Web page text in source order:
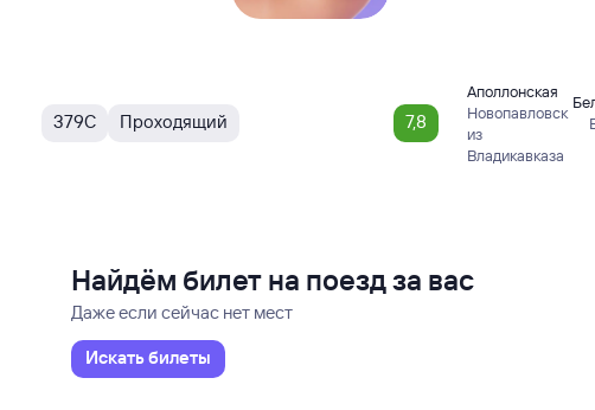
379С Проходящий 7,8
Аполлонская
Новопавловск
из
Владикавказа
Найдём билет на поезд за вас
Даже если сейчас нет мест
Искать билеты